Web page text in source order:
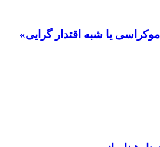
یا شبه اقتدار گرایی»